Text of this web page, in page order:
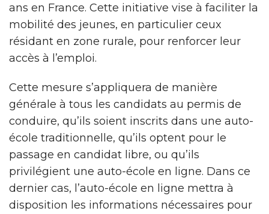
ans en France. Cette initiative vise à faciliter la
mobilité des jeunes, en particulier ceux
résidant en zone rurale, pour renforcer leur
accès à l’emploi.
Cette mesure s’appliquera de manière
générale à tous les candidats au permis de
conduire, qu’ils soient inscrits dans une auto-
école traditionnelle, qu’ils optent pour le
passage en candidat libre, ou qu’ils
privilégient une auto-école en ligne. Dans ce
dernier cas, l’auto-école en ligne mettra à
disposition les informations nécessaires pour